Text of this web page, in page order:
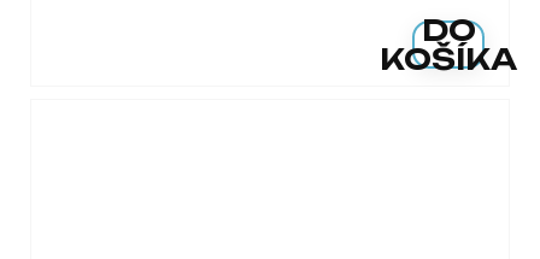
DO
KOŠÍKA